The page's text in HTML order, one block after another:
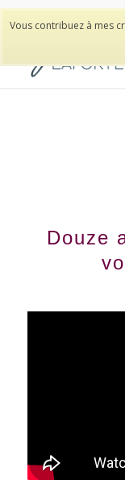
Vous contribuez à mes
Douze